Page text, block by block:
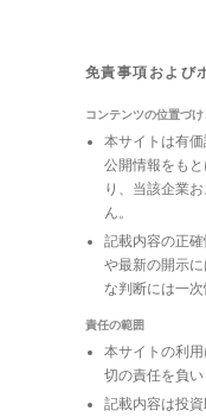
免責事項および
コンテンツの位置づ
本サイトは有
公開情報をも
り、当該企業
ん。
記載内容の正
や最新の開示
な判断には一次
責任の範囲
本サイトの利
切の責任を負い
記載内容は投